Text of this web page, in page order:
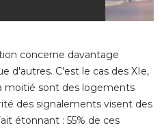
concerne davantage
d'autres. C'est le cas des XIe,
moitié sont des logements
des signalements visent des
étonnant : 55% de ces